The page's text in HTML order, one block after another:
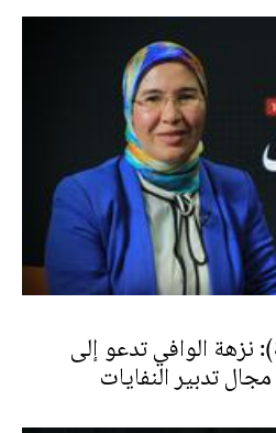
نزهة الوافي تدعو إلى
تدبير النفايات